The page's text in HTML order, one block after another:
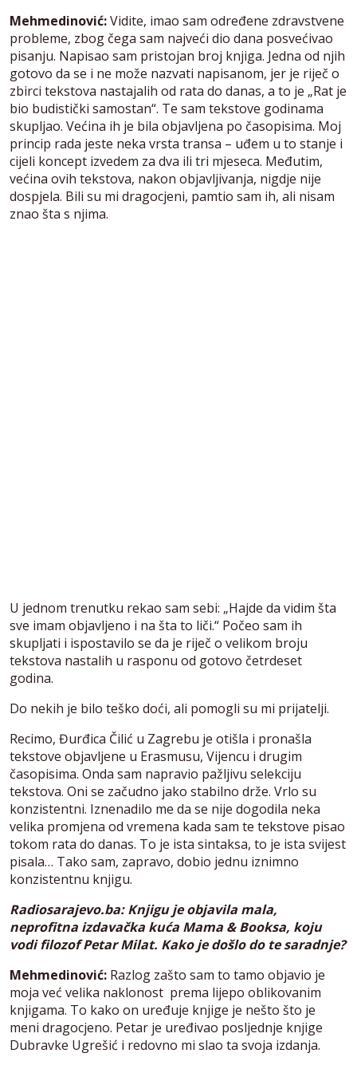
Mehmedinović:Vidite, imao sam određene zdravstvene
probleme, zbog čega sam najveći dio dana posvećivao
pisanju. Napisao sam pristojan broj knjiga. Jedna od njih
gotovo da se i ne može nazvati napisanom, jer je riječ o
zbirci tekstova nastajalih od rata do danas, a to je „Rat je
bio budistički samostan“. Te sam tekstove godinama
skupljao. Većina ih je bila objavljena po časopisima. Moj
princip rada jeste neka vrsta transa – uđem u to stanje i
cijeli koncept izvedem za dva ili tri mjeseca. Međutim,
većina ovih tekstova, nakon objavljivanja, nigdje nije
dospjela. Bili su mi dragocjeni, pamtio sam ih, ali nisam
znao šta s njima.
U jednom trenutku rekao sam sebi: „Hajde da vidim šta
sve imam objavljeno i na šta to liči.“ Počeo sam ih
skupljati i ispostavilo se da je riječ o velikom broju
tekstova nastalih u rasponu od gotovo četrdeset
godina.
Do nekih je bilo teško doći, ali pomogli su mi prijatelji.
Recimo, Đurđica Čilić u Zagrebu je otišla i pronašla
tekstove objavljene u Erasmusu, Vijencu i drugim
časopisima. Onda sam napravio pažljivu selekciju
tekstova. Oni se začudno jako stabilno drže. Vrlo su
konzistentni. Iznenadilo me da se nije dogodila neka
velika promjena od vremena kada sam te tekstove pisao
tokom rata do danas. To je ista sintaksa, to je ista svijest
pisala… Tako sam, zapravo, dobio jednu iznimno
konzistentnu knjigu.
Radiosarajevo.ba: Knjigu je objavila mala,
neprofitna izdavačka kuća Mama & Booksa, koju
vodi filozof Petar Milat. Kako je došlo do te saradnje?
Mehmedinović: Razlog zašto sam to tamo objavio je
moja već velika naklonost prema lijepo oblikovanim
knjigama. To kako on uređuje knjige je nešto što je
meni dragocjeno. Petar je uređivao posljednje knjige
Dubravke Ugrešić i redovno mi slao ta svoja izdanja.